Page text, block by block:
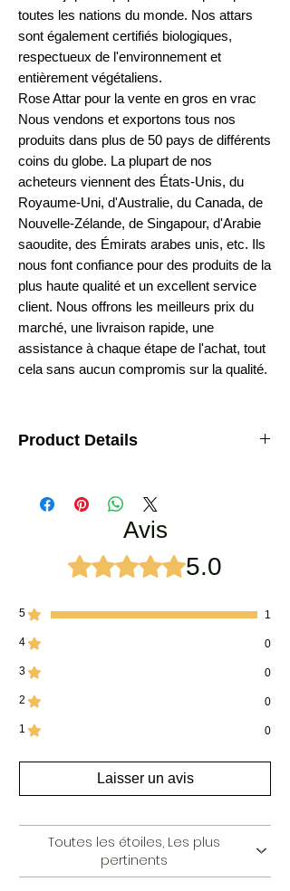
toutes les nations du monde. Nos attars
sont également certifiés biologiques,
respectueux de l'environnement et
entièrement végétaliens.
Rose Attar pour la vente en gros en vrac
Nous vendons et exportons tous nos
produits dans plus de 50 pays de différents
coins du globe. La plupart de nos
acheteurs viennent des États-Unis, du
Royaume-Uni, d'Australie, du Canada, de
Nouvelle-Zélande, de Singapour, d'Arabie
saoudite, des Émirats arabes unis, etc. Ils
nous font confiance pour des produits de la
plus haute qualité et un excellent service
client. Nous offrons les meilleurs prix du
marché, une livraison rapide, une
assistance à chaque étape de l'achat, tout
cela sans aucun compromis sur la qualité.
Product Details
petals. Red and pink roses often smell like what
we think of as a “rose”. White and yellows often
smell of violets, nasturtium, and lemon. Intense
yellow and orange roses often smell of fruits,
nasturtium, violets, and clove.
Avis
Noté 5 sur 5. 5.0
5 1
4 0
3 0
2 0
1 0
Laisser un avis
Toutes les étoiles, Les plus
pertinents